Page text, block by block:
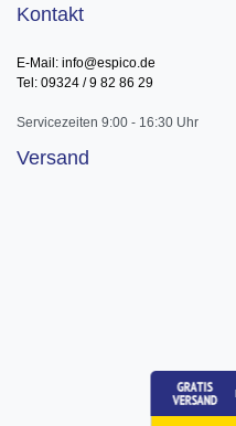
Kontakt
E-Mail: info@espico.de
Tel: 09324 / 9 82 86 29
Servicezeiten 9:00 - 16:30 Uhr
Versand